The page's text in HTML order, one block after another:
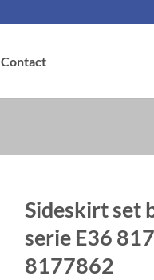
Contact
Sideskirt set
serie E36
8177862